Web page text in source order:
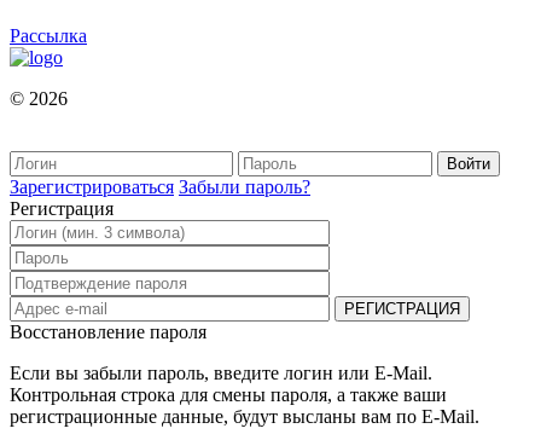
Рассылка
© 2026
Зарегистрироваться Забыли пароль?
Регистрация
Восстановление пароля
Если вы забыли пароль, введите логин или E-Mail.
Контрольная строка для смены пароля, а также ваши
регистрационные данные, будут высланы вам по E-Mail.